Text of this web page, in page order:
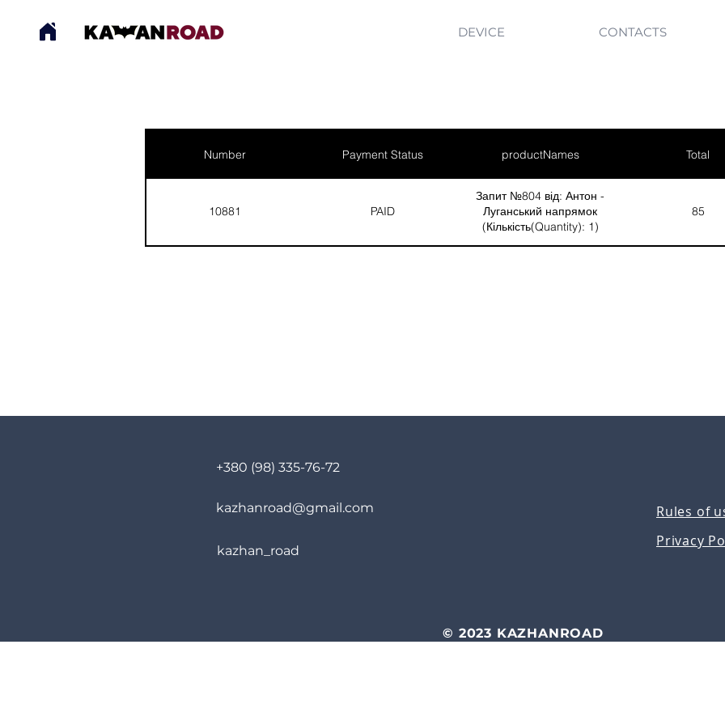
DEVICE CONTACTS
Number Payment Status productNames Total
10881 PAID
Запит №804 від: Антон -
Луганський напрямок
(Кількість(Quantity): 1)
85
+380 (98) 335-76-72
kazhanroad@gmail.com
kazhan_road
Rules of
Privacy
© 2023 KAZHANROAD